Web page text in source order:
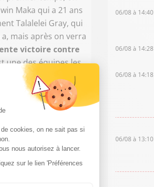
Maka qui a 21 ans
Talalelei Gray, qui
mais après on verra
victoire contre
une des équipes les
Cette équipe, avec
Mais aujourd'hui ce
les voyants au vert
celui qui
marquer des
de l'adversaire en
le plus différent
de votre début
d'y remédier ?
06/08 à 14:40
06/08 à 14:28
06/08 à 14:18
06/08 à 13:10